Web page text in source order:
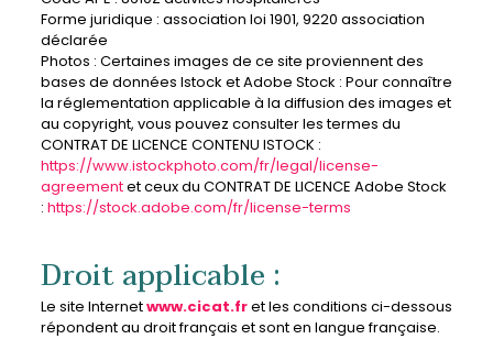
Forme juridique : association loi 1901, 9220 association
déclarée
Photos : Certaines images de ce site proviennent des
bases de données Istock et Adobe Stock : Pour connaître
la réglementation applicable à la diffusion des images et
au copyright, vous pouvez consulter les termes du
CONTRAT DE LICENCE CONTENU ISTOCK :
https://www.istockphoto.com/fr/legal/license-
agreementet ceux du CONTRAT DE LICENCE Adobe Stock
: https://stock.adobe.com/fr/license-terms
Droit applicable :
Le site Internetwww.cicat.fret les conditions ci-dessous
répondent au droit français et sont en langue française.